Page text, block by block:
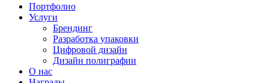
Портфолио
Услуги
Брендинг
Разработка упаковки
Цифровой дизайн
Дизайн полиграфии
О нас